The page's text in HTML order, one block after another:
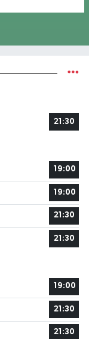
21:30
19:00
19:00
21:30
21:30
19:00
21:30
21:30